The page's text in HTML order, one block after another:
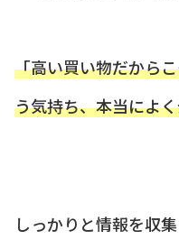
「高い買い物だから
う気持ち、本当によ
しっかりと情報を収